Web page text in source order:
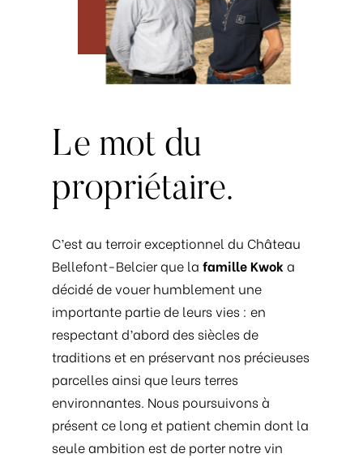
Le mot du
propriétaire.
C’est au terroir exceptionnel du Château
Bellefont-Belcier que lafamille Kwok a
décidé de vouer humblement une
importante partie de leurs vies : en
respectant d’abord des siècles de
traditions et en préservant nos précieuses
parcelles ainsi que leurs terres
environnantes. Nous poursuivons à
présent ce long et patient chemin dont la
seule ambition est de porter notre vin